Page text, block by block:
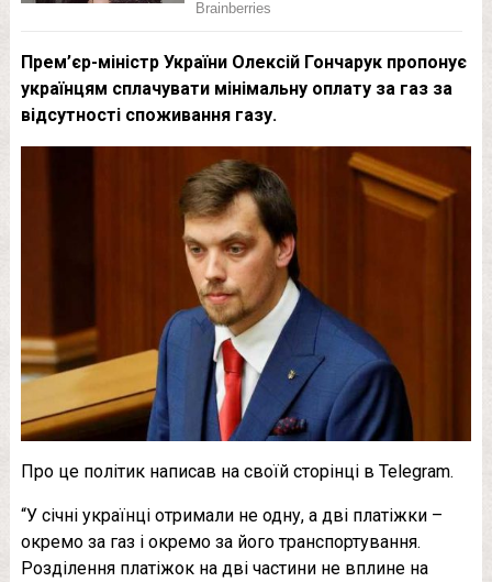
Прем’єр-міністр України Олексій Гончарук пропонує
українцям сплачувати мінімальну оплату за газ за
відсутності споживання газу.
Про це політик написав на своїй сторінці в Telegram.
“У січні українці отримали не одну, а дві платіжки –
окремо за газ і окремо за його транспортування.
Розділення платіжок на дві частини не вплине на